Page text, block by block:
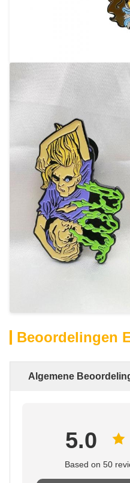
Beoordelingen
Algemene
5.0
Based on 50